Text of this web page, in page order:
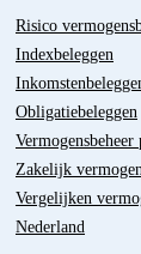
Risico
Indexbeleggen
Obligatiebeleggen
Zakelijk
Vergelijken
Nederland